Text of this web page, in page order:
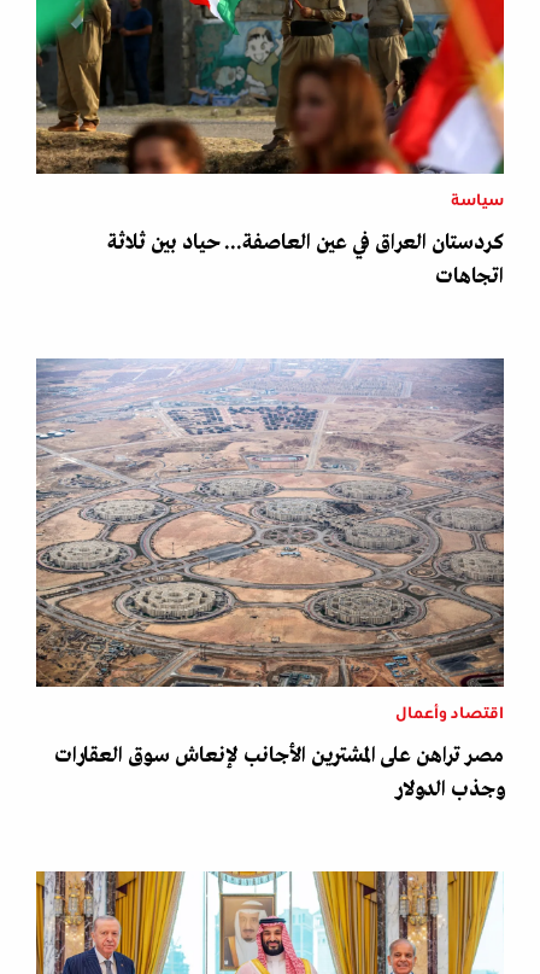
سياسة
كردستان العراق في عين العاصفة... حياد بين ثلاثة
اتجاهات
اقتصاد وأعمال
مصر تراهن على المشترين الأجانب لإنعاش سوق العقارات
وجذب الدولار